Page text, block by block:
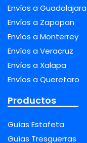
Envíos a Guadalajara
Envíos a Zapopan
Envíos a Monterrey
Envíos a Veracruz
Envíos a Xalapa
Envíos a Queretaro
Productos
Guías Estafeta
Guías Tresguerras